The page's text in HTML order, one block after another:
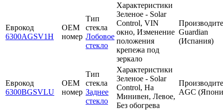
Еврокод
6300AGSV1H
OEM
номер
Тип
стекла
Лобовое
стекло
Характеристики
Зеленое - Solar
Control, VIN
окно, Изменение
положения
крепежа под
зеркало
Guardian
(Испания)
Еврокод
6300BGSVLU
OEM
номер
Тип
стекла
Заднее
стекло
Характеристики
Зеленое - Solar
Control, На
Минивен, Левое,
Без обогрева
AGC